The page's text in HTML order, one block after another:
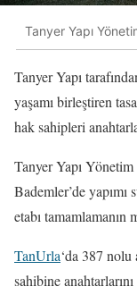
Tanyer Yapı
Tanyer Yapı
yaşamı birleştiren
hak sahipleri
Tanyer Yapı
Bademler’de
etabı tamamlamanın
TanUrla‘da 387
sahibine